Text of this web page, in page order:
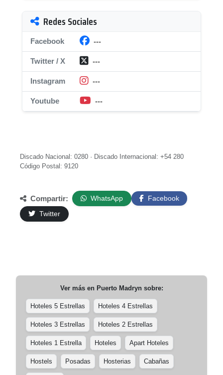
Redes Sociales
Facebook ---
Twitter / X ---
Instagram ---
Youtube ---
Discado Nacional: 0280 · Discado Internacional: +54 280
Código Postal: 9120
Compartir: WhatsApp
Facebook
Twitter
Ver más en Puerto Madrynsobre:
Hoteles 5 Estrellas Hoteles 4 Estrellas
Hoteles 3 Estrellas Hoteles 2 Estrellas
Hoteles 1 Estrella Hoteles Apart Hoteles
Hostels Posadas Hosterias Cabañas